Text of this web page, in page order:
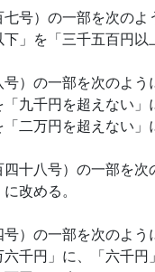
号）の一部を次のよ
」を「三千五百円以
）の一部を次のよう
九千円を超えない」
二万円を超えない」
十八号）の一部を次
改める。
）の一部を次のよう
千円」に、「六千